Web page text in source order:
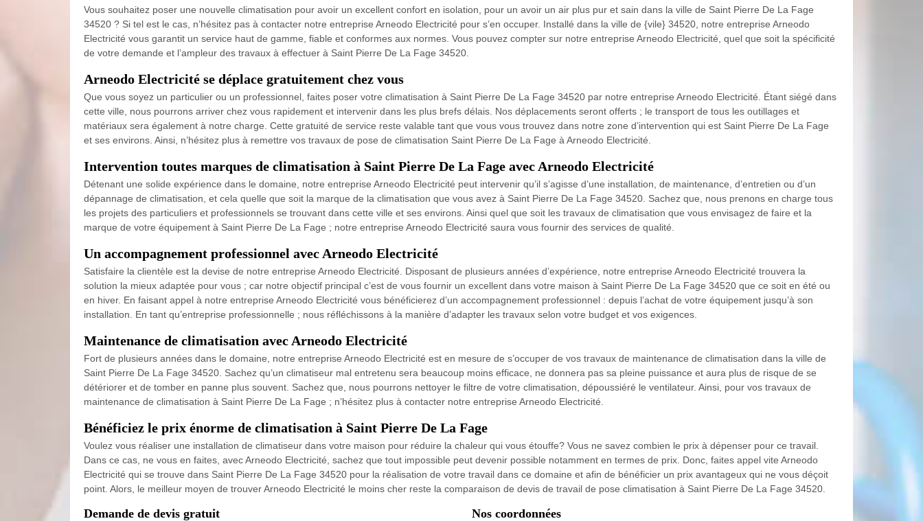
Vous souhaitez poser une nouvelle climatisation pour avoir un excellent confort en isolation, pour un avoir un air plus pur et sain dans la ville de Saint Pierre De La Fage
34520 ? Si tel est le cas, n’hésitez pas à contacter notre entreprise Arneodo Electricité pour s’en occuper. Installé dans la ville de {vile} 34520, notre entreprise Arneodo
Electricité vous garantit un service haut de gamme, fiable et conformes aux normes. Vous pouvez compter sur notre entreprise Arneodo Electricité, quel que soit la spécificité
de votre demande et l’ampleur des travaux à effectuer à Saint Pierre De La Fage 34520.
Arneodo Electricité se déplace gratuitement chez vous
Que vous soyez un particulier ou un professionnel, faites poser votre climatisation à Saint Pierre De La Fage 34520 par notre entreprise Arneodo Electricité. Étant siégé dans
cette ville, nous pourrons arriver chez vous rapidement et intervenir dans les plus brefs délais. Nos déplacements seront offerts ; le transport de tous les outillages et
matériaux sera également à notre charge. Cette gratuité de service reste valable tant que vous vous trouvez dans notre zone d’intervention qui est Saint Pierre De La Fage
et ses environs. Ainsi, n’hésitez plus à remettre vos travaux de pose de climatisation Saint Pierre De La Fage à Arneodo Electricité.
Intervention toutes marques de climatisation à Saint Pierre De La Fage avec Arneodo Electricité
Détenant une solide expérience dans le domaine, notre entreprise Arneodo Electricité peut intervenir qu’il s’agisse d’une installation, de maintenance, d’entretien ou d’un
dépannage de climatisation, et cela quelle que soit la marque de la climatisation que vous avez à Saint Pierre De La Fage 34520. Sachez que, nous prenons en charge tous
les projets des particuliers et professionnels se trouvant dans cette ville et ses environs. Ainsi quel que soit les travaux de climatisation que vous envisagez de faire et la
marque de votre équipement à Saint Pierre De La Fage ; notre entreprise Arneodo Electricité saura vous fournir des services de qualité.
Un accompagnement professionnel avec Arneodo Electricité
Satisfaire la clientèle est la devise de notre entreprise Arneodo Electricité. Disposant de plusieurs années d’expérience, notre entreprise Arneodo Electricité trouvera la
solution la mieux adaptée pour vous ; car notre objectif principal c’est de vous fournir un excellent dans votre maison à Saint Pierre De La Fage 34520 que ce soit en été ou
en hiver. En faisant appel à notre entreprise Arneodo Electricité vous bénéficierez d’un accompagnement professionnel : depuis l’achat de votre équipement jusqu’à son
installation. En tant qu’entreprise professionnelle ; nous réfléchissons à la manière d’adapter les travaux selon votre budget et vos exigences.
Maintenance de climatisation avec Arneodo Electricité
Fort de plusieurs années dans le domaine, notre entreprise Arneodo Electricité est en mesure de s’occuper de vos travaux de maintenance de climatisation dans la ville de
Saint Pierre De La Fage 34520. Sachez qu’un climatiseur mal entretenu sera beaucoup moins efficace, ne donnera pas sa pleine puissance et aura plus de risque de se
détériorer et de tomber en panne plus souvent. Sachez que, nous pourrons nettoyer le filtre de votre climatisation, dépoussiéré le ventilateur. Ainsi, pour vos travaux de
maintenance de climatisation à Saint Pierre De La Fage ; n’hésitez plus à contacter notre entreprise Arneodo Electricité.
Bénéficiez le prix énorme de climatisation à Saint Pierre De La Fage
Voulez vous réaliser une installation de climatiseur dans votre maison pour réduire la chaleur qui vous étouffe? Vous ne savez combien le prix à dépenser pour ce travail.
Dans ce cas, ne vous en faites, avec Arneodo Electricité, sachez que tout impossible peut devenir possible notamment en termes de prix. Donc, faites appel vite Arneodo
Electricité qui se trouve dans Saint Pierre De La Fage 34520 pour la réalisation de votre travail dans ce domaine et afin de bénéficier un prix avantageux qui ne vous déçoit
point. Alors, le meilleur moyen de trouver Arneodo Electricité le moins cher reste la comparaison de devis de travail de pose climatisation à Saint Pierre De La Fage 34520.
Demande de devis gratuit Nos coordonnées